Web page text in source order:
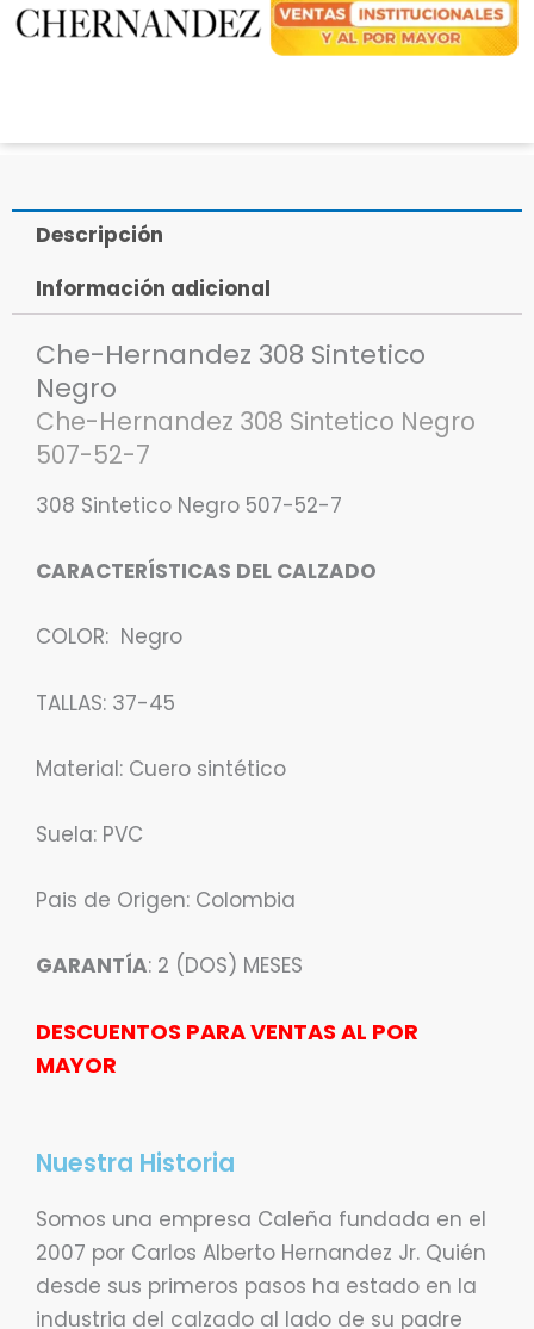
Descripción
Información adicional
Che-Hernandez 308 Sintetico
Negro
Che-Hernandez 308 Sintetico Negro
507-52-7
308 Sintetico Negro 507-52-7
CARACTERÍSTICAS DEL CALZADO
COLOR: Negro
TALLAS: 37-45
Material: Cuero sintético
Suela: PVC
Pais de Origen: Colombia
GARANTÍA: 2 (DOS) MESES
DESCUENTOS PARA VENTAS AL POR
MAYOR
Nuestra Historia
Somos una empresa Caleña fundada en el
2007 por Carlos Alberto Hernandez Jr. Quién
desde sus primeros pasos ha estado en la
industria del calzado al lado de su padre